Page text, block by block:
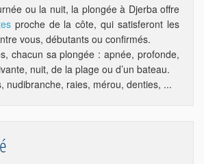
ou la nuit, la plongée à Djerba offre
proche de la côte, qui satisferont les
vous, débutants ou confirmés.
chacun sa plongée : apnée, profonde,
nuit, de la plage ou d’un bateau.
nudibranche, raies, mérou, denties, ...